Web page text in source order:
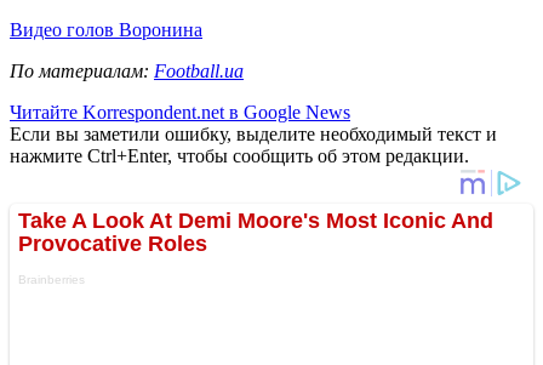
Видео голов Воронина
По материалам: Football.ua
Читайте Korrespondent.net в Google News
Если вы заметили ошибку, выделите необходимый текст и
нажмите Ctrl+Enter, чтобы сообщить об этом редакции.